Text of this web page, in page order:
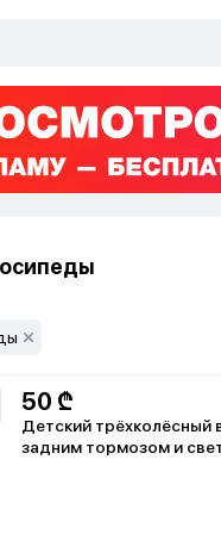
50 ₾
Детский трёхколёсный
задним тормозом и